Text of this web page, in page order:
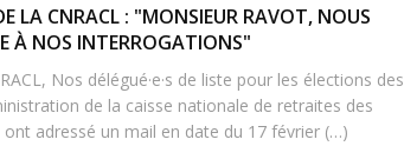
LA CNRACL : "MONSIEUR RAVOT, NOUS
À NOS INTERROGATIONS"
Nos délégué·e·s de liste pour les élections des
de la caisse nationale de retraites des
adressé un mail en date du 17 février (…)